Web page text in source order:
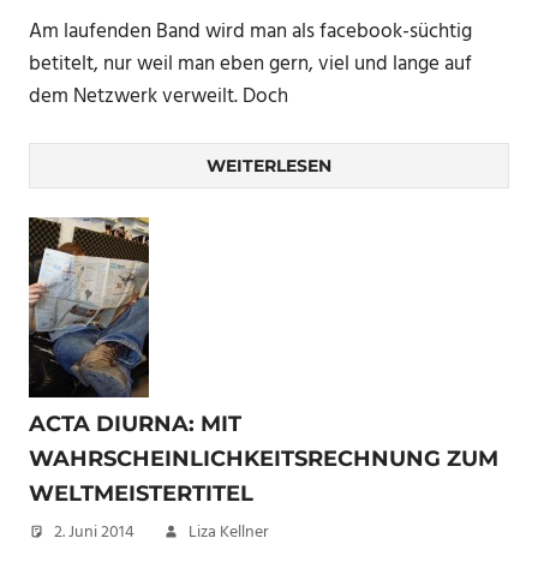
Am laufenden Band wird man als facebook-süchtig
betitelt, nur weil man eben gern, viel und lange auf
dem Netzwerk verweilt. Doch
WEITERLESEN
ACTA DIURNA: MIT
WAHRSCHEINLICHKEITSRECHNUNG ZUM
WELTMEISTERTITEL
2. Juni 2014 Liza Kellner